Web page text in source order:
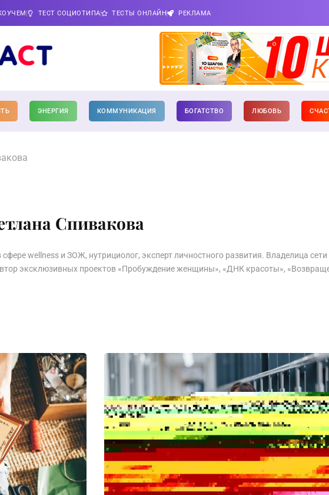
ТЕСТ СОЦИОТИПА ТЕСТЫ ОНЛАЙН РЕКЛАМА
ЭНЕРГИЯ КОММУНИКАЦИЯ БОГАТСТВО ЛЮБОВЬ
Спивакова
сфере wellness и ЗОЖ, нутрициолог, эксперт личностного развития. Владелица
эксклюзивных проектов «Пробуждение женщины», «ДНК красоты»,